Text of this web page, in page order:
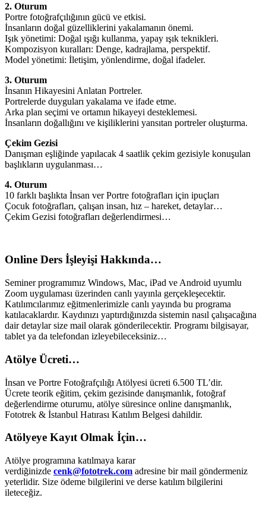
2. Oturum
Portre fotoğrafçılığının gücü ve etkisi.
İnsanların doğal güzelliklerini yakalamanın önemi.
Işık yönetimi: Doğal ışığı kullanma, yapay ışık teknikleri.
Kompozisyon kuralları: Denge, kadrajlama, perspektif.
Model yönetimi: İletişim, yönlendirme, doğal ifadeler.
3. Oturum
İnsanın Hikayesini Anlatan Portreler.
Portrelerde duyguları yakalama ve ifade etme.
Arka plan seçimi ve ortamın hikayeyi desteklemesi.
İnsanların doğallığını ve kişiliklerini yansıtan portreler oluşturma.
Çekim Gezisi
Danışman eşliğinde yapılacak 4 saatlik çekim gezisiyle konuşulan
başlıkların uygulanması…
4. Oturum
10 farklı başlıkta İnsan ver Portre fotoğrafları için ipuçları
Çocuk fotoğrafları, çalışan insan, hız – hareket, detaylar…
Çekim Gezisi fotoğrafları değerlendirmesi…
Online Ders İşleyişi Hakkında…
Seminer programımız Windows, Mac, iPad ve Android uyumlu
Zoom uygulaması üzerinden canlı yayınla gerçekleşecektir.
Katılımcılarımız eğitmenlerimizle canlı yayında bu programa
katılacaklardır. Kaydınızı yaptırdığınızda sistemin nasıl çalışacağına
dair detaylar size mail olarak gönderilecektir. Programı bilgisayar,
tablet ya da telefondan izleyebileceksiniz…
Atölye Ücreti…
İnsan ve Portre Fotoğrafçılığı Atölyesi ücreti 6.500 TL’dir.
Ücrete teorik eğitim, çekim gezisinde danışmanlık, fotoğraf
değerlendirme oturumu, atölye süresince online danışmanlık,
Fototrek & İstanbul Hatırası Katılım Belgesi dahildir.
Atölyeye Kayıt Olmak İçin…
Atölye programına katılmaya karar
verdiğinizde cenk@fototrek.com adresine bir mail göndermeniz
yeterlidir. Size ödeme bilgilerini ve derse katılım bilgilerini
ileteceğiz.